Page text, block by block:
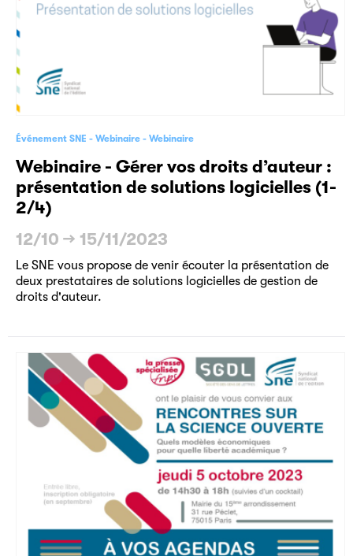
Événement SNE Webinaire Webinaire
Webinaire - Gérer vos droits d’auteur :
présentation de solutions logicielles (1-
2/4)
12/10 → 15/11/2023
Le SNE vous propose de venir écouter la présentation de
deux prestataires de solutions logicielles de gestion de
droits d'auteur.